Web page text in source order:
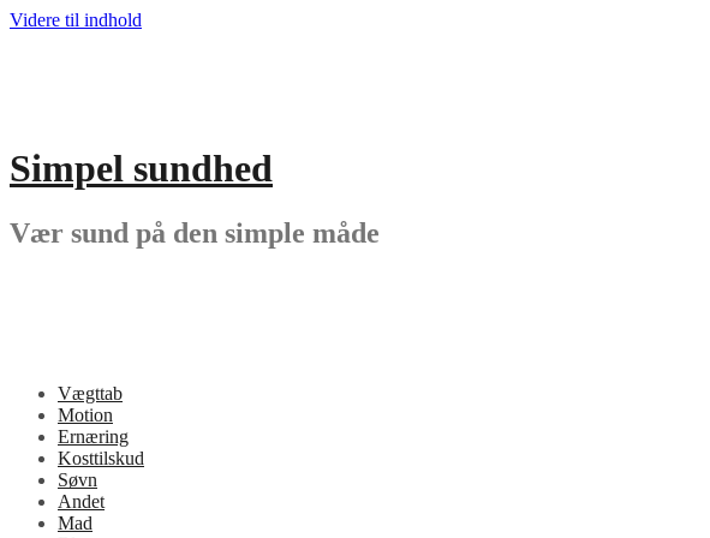
Videre til indhold
Simpel sundhed
Vær sund på den simple måde
Vægttab
Motion
Ernæring
Kosttilskud
Søvn
Andet
Mad